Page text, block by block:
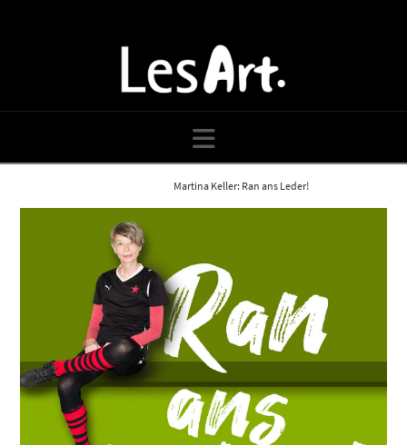
Navigation
Martina Keller: Ran ans Leder!